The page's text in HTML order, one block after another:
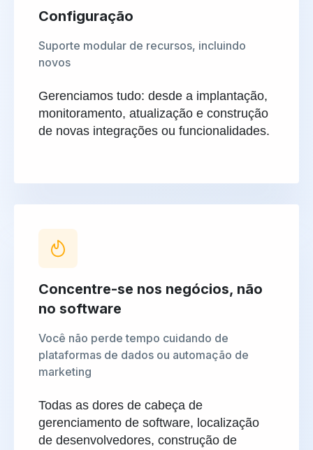
Configuração
Suporte modular de recursos, incluindo
novos
Gerenciamos tudo: desde a implantação,
monitoramento, atualização e construção
de novas integrações ou funcionalidades.
Concentre-se nos negócios, não
no software
Você não perde tempo cuidando de
plataformas de dados ou automação de
marketing
Todas as dores de cabeça de
gerenciamento de software, localização
de desenvolvedores, construção de